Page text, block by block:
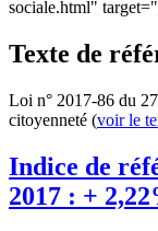
sociale.html"
Texte de
Loi n° 2017-86 du
citoyenneté (voir le
Indice de
2017 : +